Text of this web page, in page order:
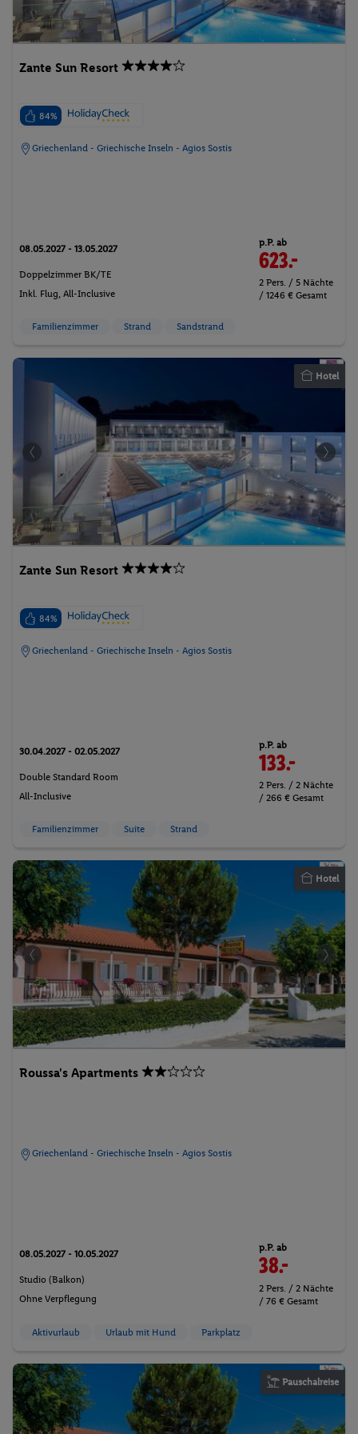
Zante Sun Resort
84%
Griechenland - Griechische Inseln - Agios Sostis
08.05.2027 - 13.05.2027
Doppelzimmer BK/TE
Inkl. Flug, All-Inclusive
p.P. ab
623.-
2 Pers. / 5 Nächte
/ 1246 € Gesamt
Familienzimmer Strand Sandstrand
Hotel
Zante Sun Resort
84%
Griechenland - Griechische Inseln - Agios Sostis
30.04.2027 - 02.05.2027
Double Standard Room
All-Inclusive
p.P. ab
133.-
2 Pers. / 2 Nächte
/ 266 € Gesamt
Familienzimmer Suite Strand
Hotel
Roussa's Apartments
Griechenland - Griechische Inseln - Agios Sostis
08.05.2027 - 10.05.2027
Studio (Balkon)
Ohne Verpflegung
p.P. ab
38.-
2 Pers. / 2 Nächte
/ 76 € Gesamt
Aktivurlaub Urlaub mit Hund Parkplatz
Pauschalreise